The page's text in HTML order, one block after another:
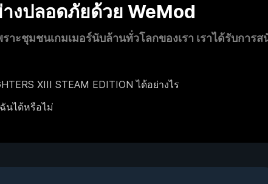
งปลอดภัยด้วย WeMod
าะชุมชนเกมเมอร์นับล้านทั่วโลกของเรา เราได้รับกา
XIII STEAM EDITION ได้อย่างไร
นได้หรือไม่